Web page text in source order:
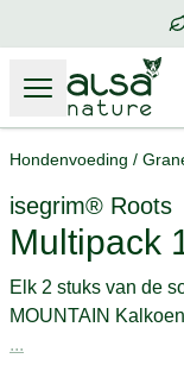
Hondenvoeding /
isegrim® Roots
Multipack
Elk 2 stuks van de
MOUNTAIN
...